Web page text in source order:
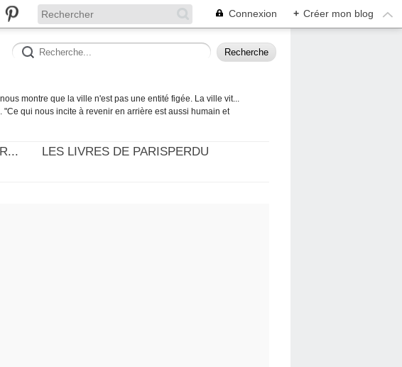
Connexion + Créer mon blog
montre que la ville n'est pas une entité figée. La ville vit...
qui nous incite à revenir en arrière est aussi humain et
LES LIVRES DE PARISPERDU